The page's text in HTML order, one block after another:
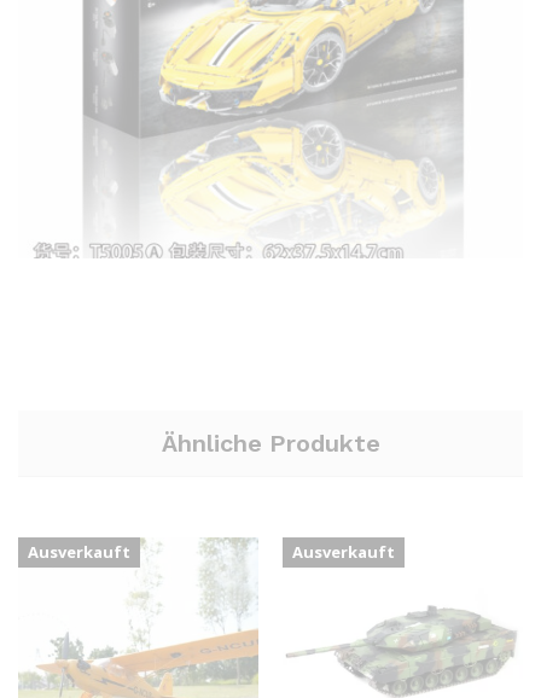
Ähnliche Produkte
Ausverkauft Ausverkauft